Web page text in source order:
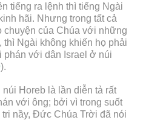
tiếng ra lệnh thì tiếng Ngài
hãi. Nhưng trong tất cả
của Chúa với những
Ngài không khiến họ phải
với dân Israel ở núi
).
Horeb là lần diễn tả rất
với ông; bởi vì trong suốt
nầy, Đức Chúa Trời đã nói